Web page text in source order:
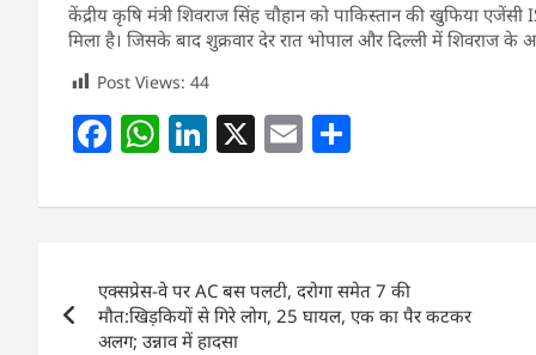
केंद्रीय कृषि मंत्री शिवराज सिंह चौहान को पाकिस्तान की खुफिया
मिला है। जिसके बाद शुक्रवार देर रात भोपाल और दिल्ली में शिवराज के
Post Views: 44
F
c
b
o
W
at
A
p
Li
k
dI
n
X E
ai ar
navigation
एक्सप्रेस-वे पर AC बस पलटी, दरोगा समेत 7 की
मौत:खिड़कियों से गिरे लोग, 25 घायल, एक का पैर कटकर
अलग; उन्नाव में हादसा